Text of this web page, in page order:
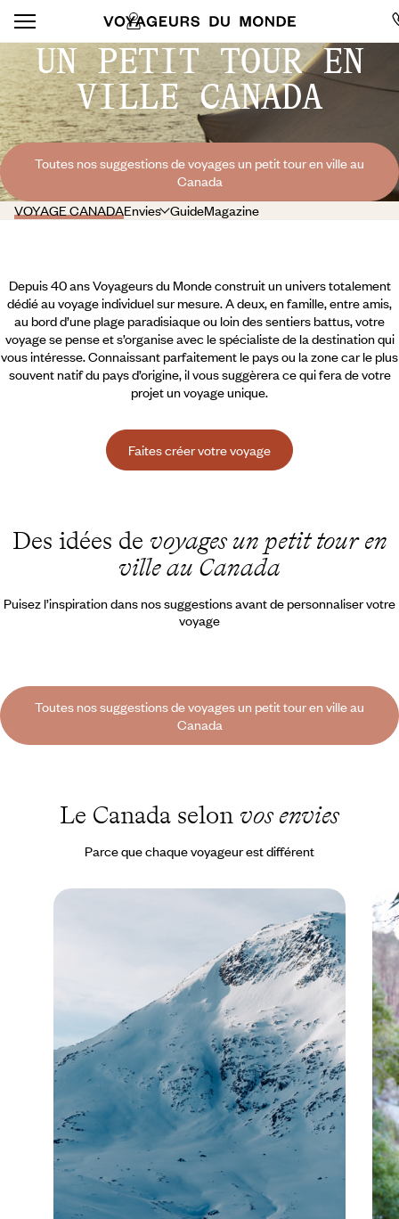
UN PETIT TOUR EN
VILLE CANADA
Toutes nos suggestions de voyages un petit tour en ville au
Canada
VOYAGE CANADAEnvies GuideMagazine
Depuis 40 ans Voyageurs du Monde construit un univers totalement
dédié au voyage individuel sur mesure. A deux, en famille, entre amis,
au bord d’une plage paradisiaque ou loin des sentiers battus, votre
voyage se pense et s’organise avec le spécialiste de la destination qui
vous intéresse. Connaissant parfaitement le pays ou la zone car le plus
souvent natif du pays d’origine, il vous suggèrera ce qui fera de votre
projet un voyage unique.
Faites créer votre voyage
Des idées de voyages un petit tour en
ville au Canada
Puisez l’inspiration dans nos suggestions avant de personnaliser votre
voyage
Toutes nos suggestions de voyages un petit tour en ville au
Canada
Le Canada selon vos envies
Parce que chaque voyageur est différent